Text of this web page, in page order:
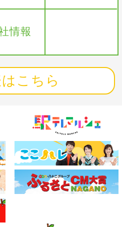
情報
こちら